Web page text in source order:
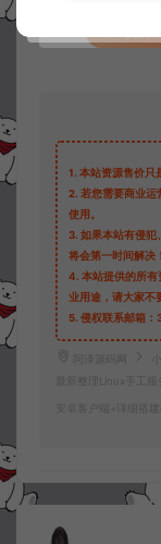
1. 本站资源售价只
2. 若您需要商业运
使用。
3. 如果本站有侵犯
将会第一时间解决！
4. 本站提供的所有
业用途，请大家不
5. 侵权联系邮箱
阿泽源码网
最新整理Linux手工
安卓客户端+详细搭建